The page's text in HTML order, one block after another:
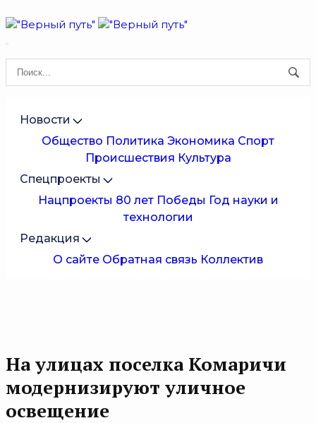
Новости
Общество Политика Экономика Спорт
Происшествия Культура
Спецпроекты
Нацпроекты 80 лет Победы Год науки и
технологии
Редакция
О сайте Обратная связь Коллектив
На улицах поселка Комаричи
модернизируют уличное
освещение